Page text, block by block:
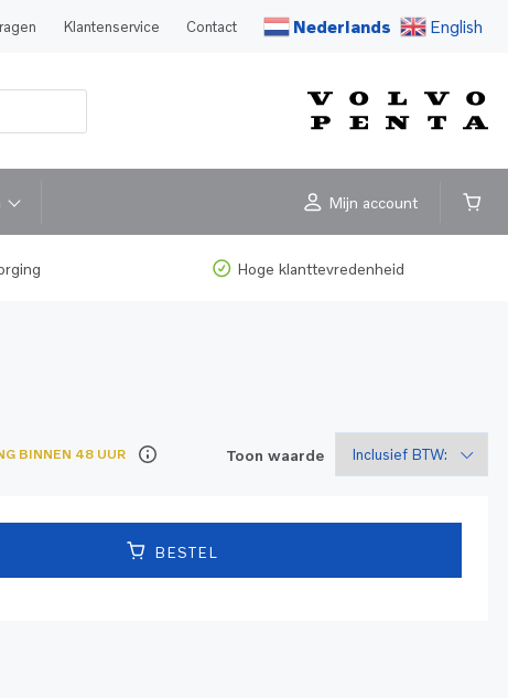
Klantenservice Contact Nederlands English
Mijn account
Hoge klanttevredenheid
BINNEN 48 UUR Toon waarde
BESTEL